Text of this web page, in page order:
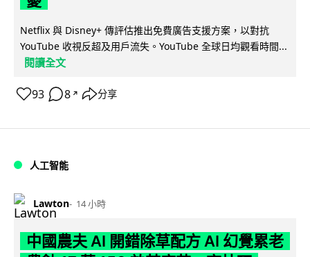
Netflix 與 Disney+ 傳評估推出免費廣告支援方案，以對抗
YouTube 收視反超及用戶流失。YouTube 全球日均觀看時間...
閱讀全文
93 8 ↗ 分享
人工智能
Lawton 14 小時
中國農夫 AI 開錯除草配方 AI 幻覺累老